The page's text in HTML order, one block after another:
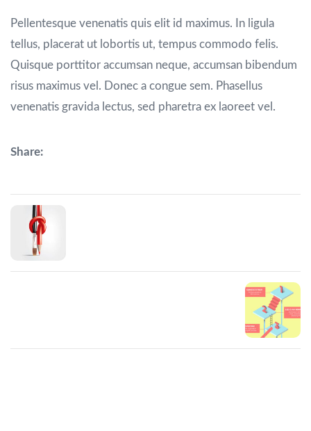
Pellentesque venenatis quis elit id maximus. In ligula
tellus, placerat ut lobortis ut, tempus commodo felis.
Quisque porttitor accumsan neque, accumsan bibendum
risus maximus vel. Donec a congue sem. Phasellus
venenatis gravida lectus, sed pharetra ex laoreet vel.
Share: